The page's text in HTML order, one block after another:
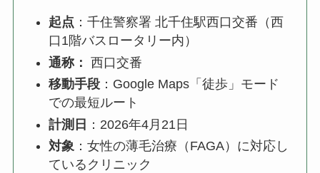
起点 ：千住警察署 北千住駅西口交番（西
口1階バスロータリー内）
通称： 西口交番
移動手段 ：Google Maps「徒歩」モード
での最短ルート
計測日 ：2026年4月21日
対象 ：女性の薄毛治療（FAGA）に対応し
ているクリニック